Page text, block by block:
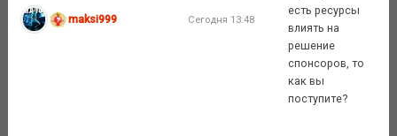
maksi999 Сегодня 13:48
есть ресурсы
влиять на
решение
спонсоров, то
как вы
поступите?